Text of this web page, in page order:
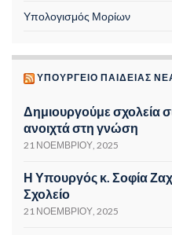
Υπολογισμός Μορίων
ΥΠΟΥΡΓΕΊΟ ΠΑΙΔΕΊΑΣ
Δημιουργούμε σχολεία
ανοιχτά στη γνώση
21 ΝΟΕΜΒΡΊΟΥ, 2025
Η Υπουργός κ. Σοφία
Σχολείο
21 ΝΟΕΜΒΡΊΟΥ, 2025